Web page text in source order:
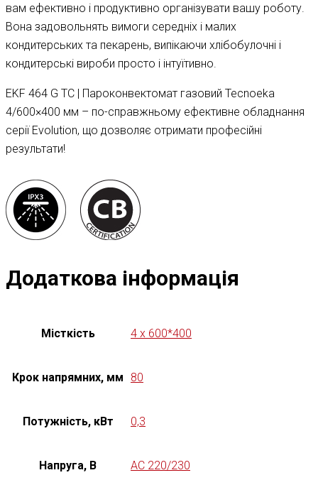
вам ефективно і продуктивно організувати вашу роботу.
Вона задовольнять вимоги середніх і малих
кондитерських та пекарень, випікаючи хлібобулочні і
кондитерські вироби просто і інтуїтивно.
EKF 464 G TC | Пароконвектомат газовий Tecnoeka
4/600×400 мм – по-справжньому ефективне обладнання
серії Evolution, що дозволяє отримати професійні
результати!
Додаткова інформація
Місткість 4 x 600*400
Крок напрямних, мм 80
Потужність, кВт 0,3
Напруга, В AC 220/230